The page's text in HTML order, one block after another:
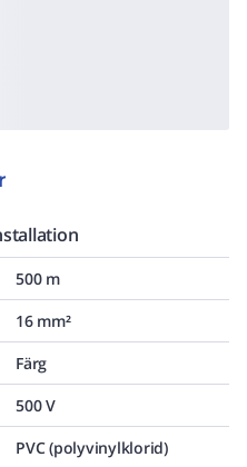
500 m
16 mm²
Färg
500 V
PVC (polyvinylklorid)